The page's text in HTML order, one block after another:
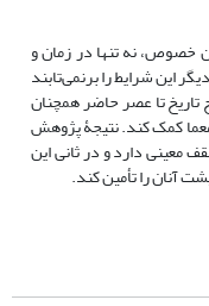
خصوص، نه تنها در زمان و
این شرایط را برنمی‌تابند
تا عصر حاضر همچنان
کمک کند. نتیجۀ پژوهش
معینی دارد و در ثانی این
آنان را تأمین کند.